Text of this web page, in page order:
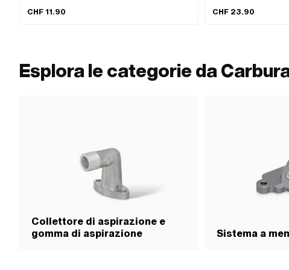
CHF 11.90 CHF 23.90
Esplora le categorie da
Collettore di aspirazione e
gomma di aspirazione
Sistema a